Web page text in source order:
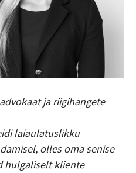
ja riigihangete
laiaulatuslikku
olles oma senise
hulgaliselt kliente